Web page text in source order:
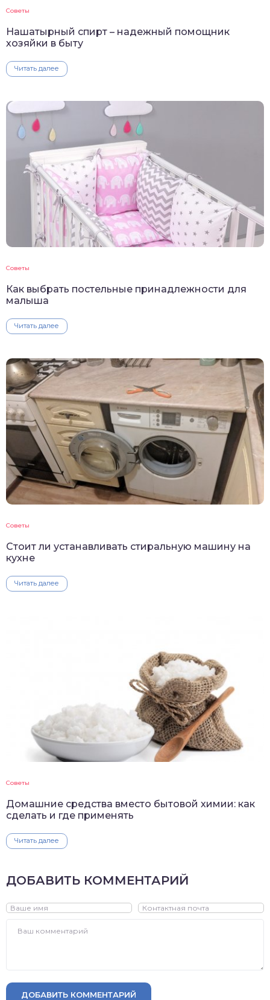
Советы
Нашатырный спирт – надежный помощник
хозяйки в быту
Читать далее
Советы
Как выбрать постельные принадлежности для
малыша
Читать далее
Советы
Стоит ли устанавливать стиральную машину на
кухне
Читать далее
Советы
Домашние средства вместо бытовой химии: как
сделать и где применять
Читать далее
ДОБАВИТЬ КОММЕНТАРИЙ
ДОБАВИТЬ КОММЕНТАРИЙ